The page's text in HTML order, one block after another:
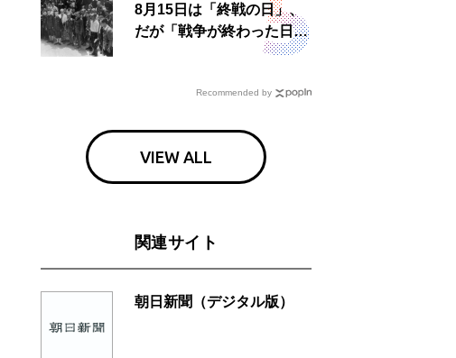
8月15日は「終戦の日」、
だが「戦争が終わった日」
は国によって異なる？
Recommended by
VIEW ALL
関連サイト
朝日新聞（デジタル版）